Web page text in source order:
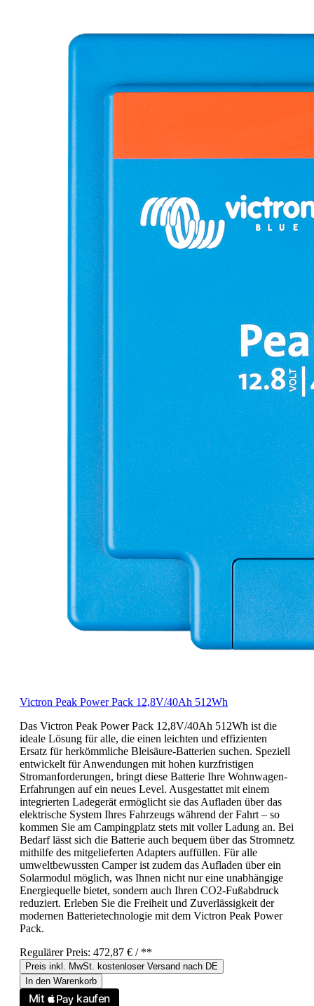
Victron Peak Power Pack 12,8V/40Ah 512Wh
Das Victron Peak Power Pack 12,8V/40Ah 512Wh ist die
ideale Lösung für alle, die einen leichten und effizienten
Ersatz für herkömmliche Bleisäure-Batterien suchen. Speziell
entwickelt für Anwendungen mit hohen kurzfristigen
Stromanforderungen, bringt diese Batterie Ihre Wohnwagen-
Erfahrungen auf ein neues Level. Ausgestattet mit einem
integrierten Ladegerät ermöglicht sie das Aufladen über das
elektrische System Ihres Fahrzeugs während der Fahrt – so
kommen Sie am Campingplatz stets mit voller Ladung an. Bei
Bedarf lässt sich die Batterie auch bequem über das Stromnetz
mithilfe des mitgelieferten Adapters auffüllen. Für alle
umweltbewussten Camper ist zudem das Aufladen über ein
Solarmodul möglich, was Ihnen nicht nur eine unabhängige
Energiequelle bietet, sondern auch Ihren CO2-Fußabdruck
reduziert. Erleben Sie die Freiheit und Zuverlässigkeit der
modernen Batterietechnologie mit dem Victron Peak Power
Pack.
Regulärer Preis: 472,87 € / **
Preis inkl. MwSt. kostenloser Versand nach DE
In den Warenkorb